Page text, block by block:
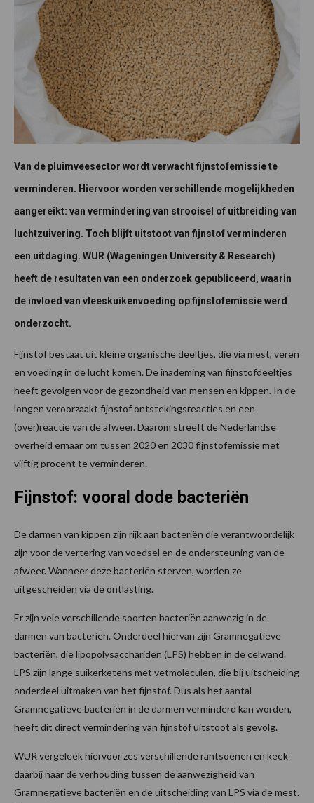
Van de pluimveesector wordt verwacht fijnstofemissie te
verminderen. Hiervoor worden verschillende mogelijkheden
aangereikt: van vermindering van strooisel of uitbreiding van
luchtzuivering. Toch blijft uitstoot van fijnstof verminderen
een uitdaging. WUR (Wageningen University & Research)
heeft de resultaten van een onderzoek gepubliceerd, waarin
de invloed van vleeskuikenvoeding op fijnstofemissie werd
onderzocht.
Fijnstof bestaat uit kleine organische deeltjes, die via mest, veren
en voeding in de lucht komen. De inademing van fijnstofdeeltjes
heeft gevolgen voor de gezondheid van mensen en kippen. In de
longen veroorzaakt fijnstof ontstekingsreacties en een
(over)reactie van de afweer. Daarom streeft de Nederlandse
overheid ernaar om tussen 2020 en 2030 fijnstofemissie met
vijftig procent te verminderen.
Fijnstof: vooral dode bacteriën
De darmen van kippen zijn rijk aan bacteriën die verantwoordelijk
zijn voor de vertering van voedsel en de ondersteuning van de
afweer. Wanneer deze bacteriën sterven, worden ze
uitgescheiden via de ontlasting.
Er zijn vele verschillende soorten bacteriën aanwezig in de
darmen van bacteriën. Onderdeel hiervan zijn Gramnegatieve
bacteriën, die lipopolysacchariden (LPS) hebben in de celwand.
LPS zijn lange suikerketens met vetmoleculen, die bij uitscheiding
onderdeel uitmaken van het fijnstof. Dus als het aantal
Gramnegatieve bacteriën in de darmen verminderd kan worden,
heeft dit direct vermindering van fijnstof uitstoot als gevolg.
WUR vergeleek hiervoor zes verschillende rantsoenen en keek
daarbij naar de verhouding tussen de aanwezigheid van
Gramnegatieve bacteriën en de uitscheiding van LPS via de mest.